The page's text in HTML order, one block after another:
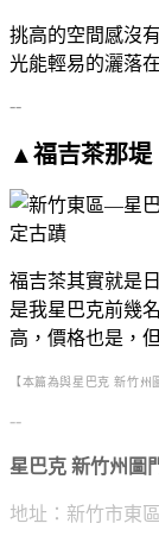
挑高的空間感沒
光能輕易的灑落
--
▲福吉茶那堤
福吉茶其實就是
是我星巴克前幾
高，價格也是，
【本篇為與星巴克 新竹州
--
星巴克 新竹州圖
地址：新竹市東